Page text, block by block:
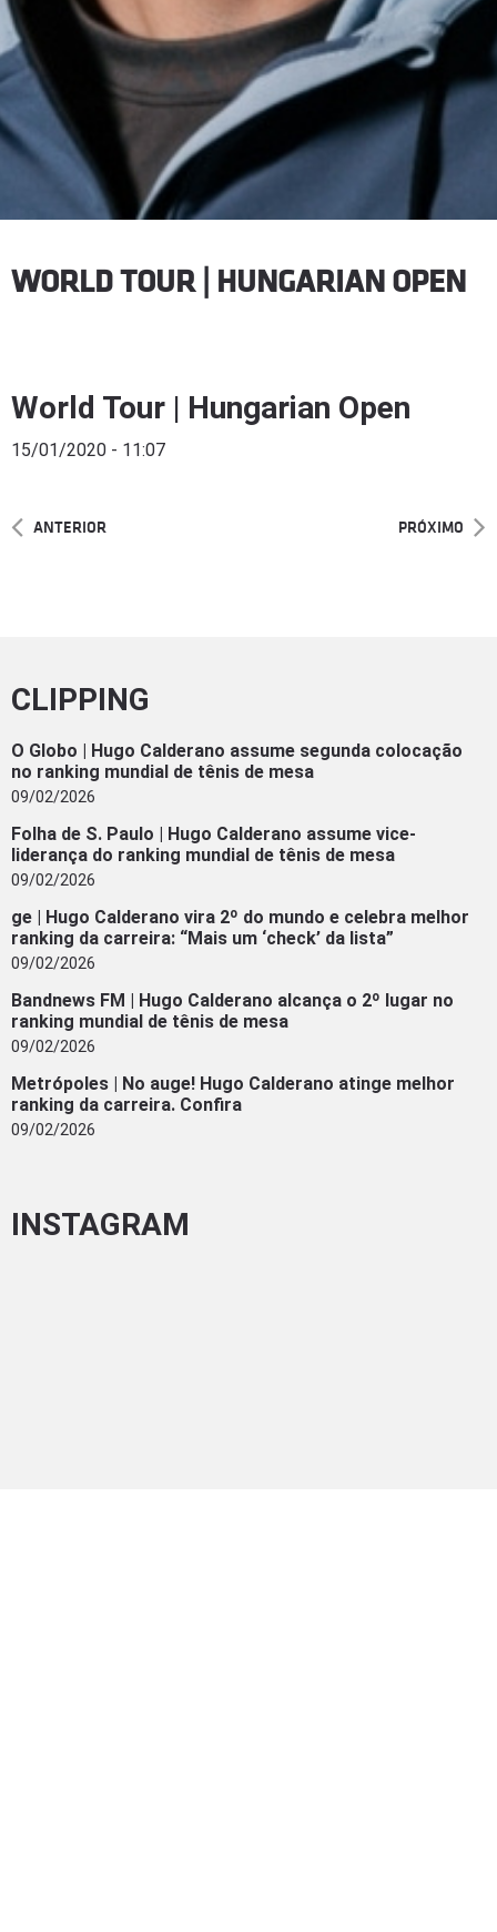
WORLD TOUR | HUNGARIAN OPEN
World Tour | Hungarian Open
15/01/2020 - 11:07
ANTERIOR PRÓXIMO
CLIPPING
O Globo | Hugo Calderano assume segunda colocação
no ranking mundial de tênis de mesa
09/02/2026
Folha de S. Paulo | Hugo Calderano assume vice-
liderança do ranking mundial de tênis de mesa
09/02/2026
ge | Hugo Calderano vira 2º do mundo e celebra melhor
ranking da carreira: “Mais um ‘check’ da lista”
09/02/2026
Bandnews FM | Hugo Calderano alcança o 2º lugar no
ranking mundial de tênis de mesa
09/02/2026
Metrópoles | No auge! Hugo Calderano atinge melhor
ranking da carreira. Confira
09/02/2026
INSTAGRAM